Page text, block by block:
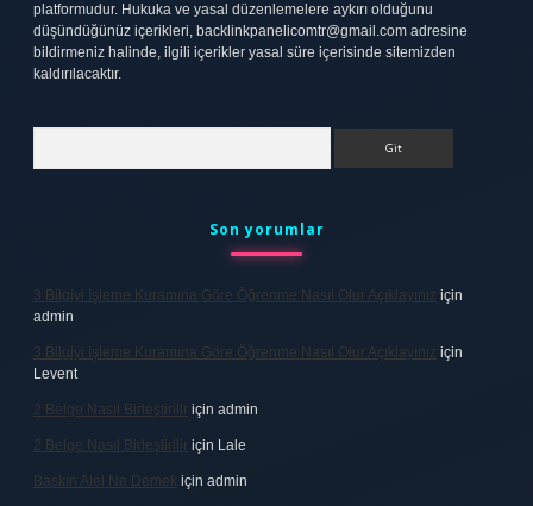
platformudur. Hukuka ve yasal düzenlemelere aykırı olduğunu
düşündüğünüz içerikleri, backlinkpanelicomtr@gmail.com adresine
bildirmeniz halinde, ilgili içerikler yasal süre içerisinde sitemizden
kaldırılacaktır.
Son yorumlar
3 Bilgiyi Işleme Kuramına Göre Öğrenme Nasıl Olur Açıklayınız için
admin
3 Bilgiyi Işleme Kuramına Göre Öğrenme Nasıl Olur Açıklayınız için
Levent
2 Belge Nasıl Birleştirilir için admin
2 Belge Nasıl Birleştirilir için Lale
Baskın Alel Ne Demek için admin